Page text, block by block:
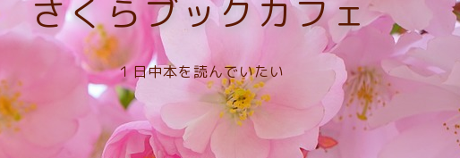
さくらブックカフェ
１日中本を読んでいたい